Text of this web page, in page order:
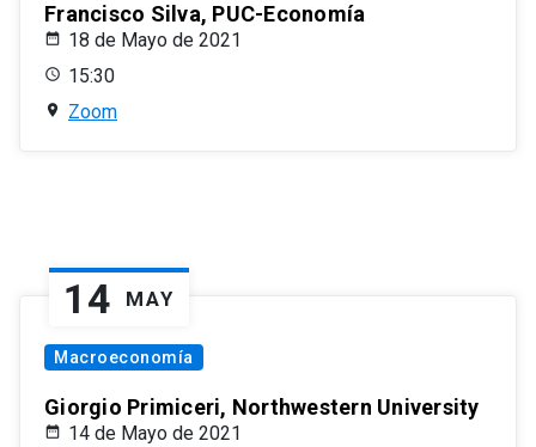
Francisco Silva, PUC-Economía
18 de Mayo de 2021
15:30
Zoom
14 MAY
Macroeconomía
Giorgio Primiceri, Northwestern University
14 de Mayo de 2021